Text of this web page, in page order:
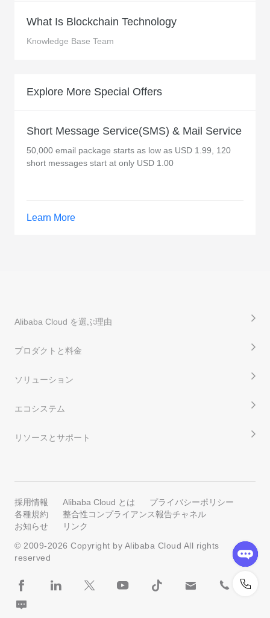
What Is Blockchain Technology
Knowledge Base Team
Explore More Special Offers
Short Message Service(SMS) & Mail Service
50,000 email package starts as low as USD 1.99, 120
short messages start at only USD 1.00
Learn More
Alibaba Cloud を選ぶ理由
プロダクトと料金
ソリューション
エコシステム
リソースとサポート
採用情報 Alibaba Cloud とは
プライバシーポリシー
各種規約
整合性コンプライアンス報告チャネル
お知らせ
リンク
© 2009-2026 Copyright by Alibaba Cloud All rights
reserved